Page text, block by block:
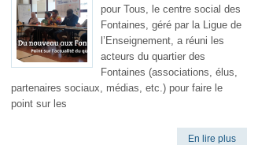
pour Tous, le centre social des
Fontaines, géré par la Ligue de
l’Enseignement, a réuni les
acteurs du quartier des
Fontaines (associations, élus,
partenaires sociaux, médias, etc.) pour faire le
point sur les
En lire plus